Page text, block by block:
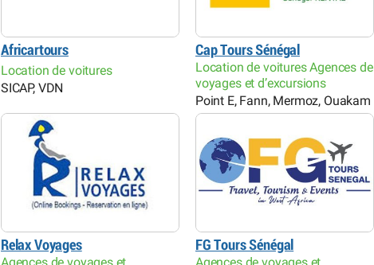
Africartours
Location de voitures
SICAP, VDN
Cap Tours Sénégal
Location de voitures Agences de
voyages et d’excursions
Point E, Fann, Mermoz, Ouakam
Relax Voyages FG Tours Sénégal